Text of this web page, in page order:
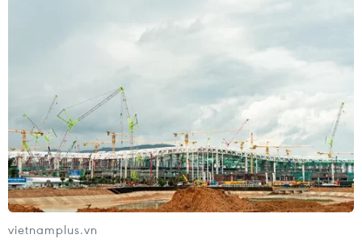
Thời gian qua, vùng Đông Nam phát triển ổn định, phát
triển mạnh về công nghiệp, đô thị, dịch vụ du lịch, đóng
góp quan trọng vào sự phát triển chung của thành phố
Đà Nẵng.
vietnamplus.vn